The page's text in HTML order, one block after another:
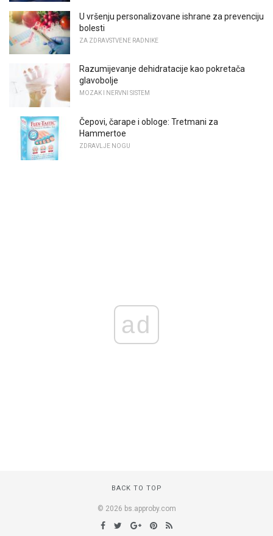
U vršenju personalizovane ishrane za prevenciju
bolesti
ZA ZDRAVSTVENE RADNIKE
Razumijevanje dehidratacije kao pokretača
glavobolje
MOZAK I NERVNI SISTEM
Čepovi, čarape i obloge: Tretmani za
Hammertoe
ZDRAVLJE NOGU
ad
BACK TO TOP
© 2026 bs.approby.com